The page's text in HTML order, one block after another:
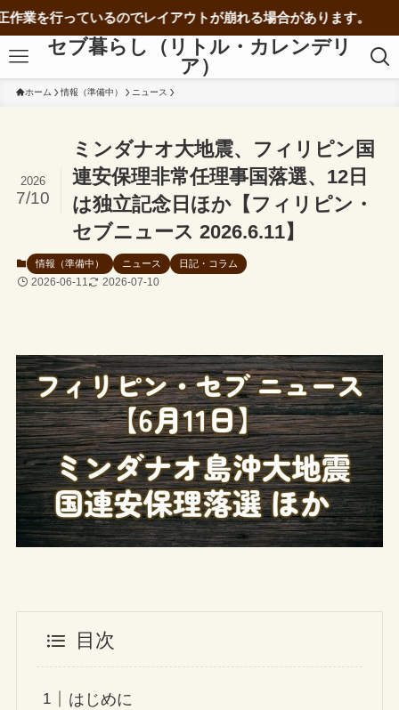
るのでレイアウトが崩れる場合があります。
セブ暮らし（リトル・カレンデリ
ア）
ホーム 情報（準備中） ニュース
ミンダナオ大地震、フィリピン国
連安保理非常任理事国落選、12日
は独立記念日ほか【フィリピン・
セブニュース 2026.6.11】
2026
7/10
情報（準備中） ニュース 日記・コラム
2026-06-11 2026-07-10
目次
はじめに